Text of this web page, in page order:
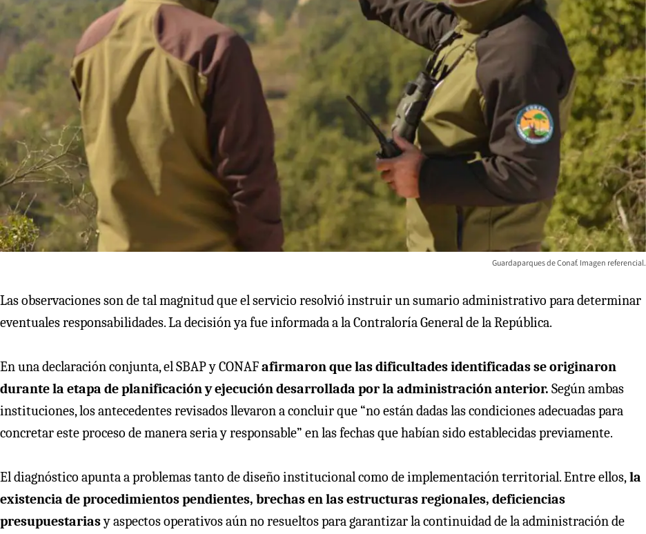
Guardaparques de Conaf. Imagen referencial.
Las observaciones son de tal magnitud que el servicio resolvió instruir un sumario administrativo para determinar
eventuales responsabilidades. La decisión ya fue informada a la Contraloría General de la República.
En una declaración conjunta, el SBAP y CONAFafirmaron que las dificultades identificadas se originaron
durante la etapa de planificación y ejecución desarrollada por la administración anterior. Según ambas
instituciones, los antecedentes revisados llevaron a concluir que “no están dadas las condiciones adecuadas para
concretar este proceso de manera seria y responsable” en las fechas que habían sido establecidas previamente.
El diagnóstico apunta a problemas tanto de diseño institucional como de implementación territorial. Entre ellos,la
existencia de procedimientos pendientes, brechas en las estructuras regionales, deficiencias
presupuestariasy aspectos operativos aún no resueltos para garantizar la continuidad de la administración de